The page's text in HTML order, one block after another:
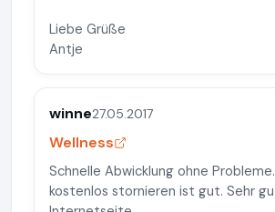
Liebe Grüße
Antje
winne27.05.2017
Wellness
Schnelle Abwicklung ohne
kostenlos stornieren ist gut. Sehr